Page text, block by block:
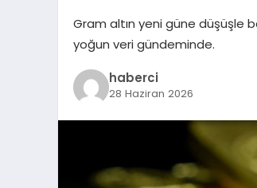
Gram altın yeni güne düşüşle
yoğun veri gündeminde.
haberci
28 Haziran 2026